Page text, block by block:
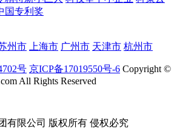
国专利奖
州市 上海市 广州市 天津市 杭州市
号 京ICP备17019550号-6 Copyright ©
All Rights Reserved
有限公司 版权所有 侵权必究